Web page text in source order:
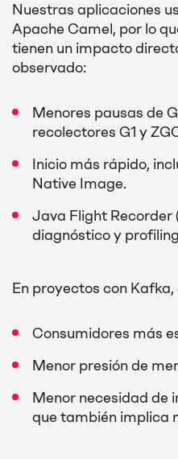
Nuestras aplicaciones
Apache Camel, por lo
tienen un impacto
observado:
Menores pausas de
recolectores G1 y
Inicio más rápido,
Native Image.
Java Flight Recorder
diagnóstico y
En proyectos con
Consumidores más
Menor presión de
Menor necesidad de
que también implica